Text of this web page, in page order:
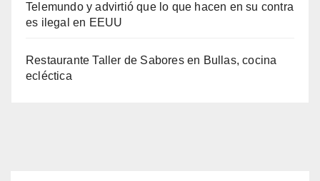
Telemundo y advirtió que lo que hacen en su contra
es ilegal en EEUU
Restaurante Taller de Sabores en Bullas, cocina
ecléctica